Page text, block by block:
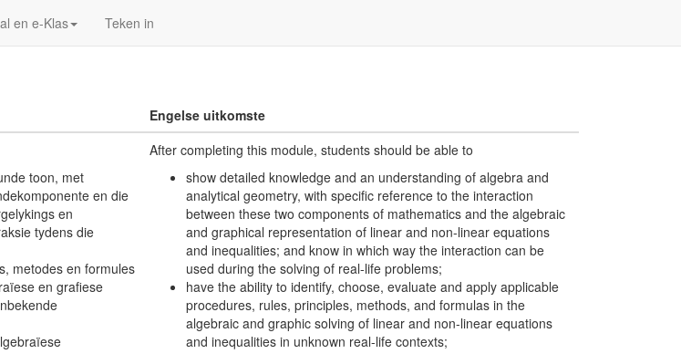
en e-Klas Teken in
Engelse uitkomste
toon, met
en die
en
tydens die
metodes en formules
en grafiese
After completing this module, students should be able to
show detailed knowledge and an understanding of algebra and
analytical geometry, with specific reference to the interaction
between these two components of mathematics and the algebraic
and graphical representation of linear and non-linear equations
and inequalities; and know in which way the interaction can be
used during the solving of real-life problems;
have the ability to identify, choose, evaluate and apply applicable
procedures, rules, principles, methods, and formulas in the
algebraic and graphic solving of linear and non-linear equations
and inequalities in unknown real-life contexts;